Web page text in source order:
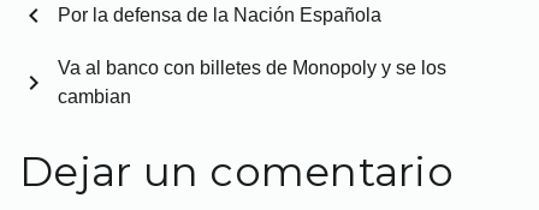
chevron_left Por la defensa de la Nación Española
Va al banco con billetes de Monopoly y se los
cambian
chevron_right
Dejar un comentario